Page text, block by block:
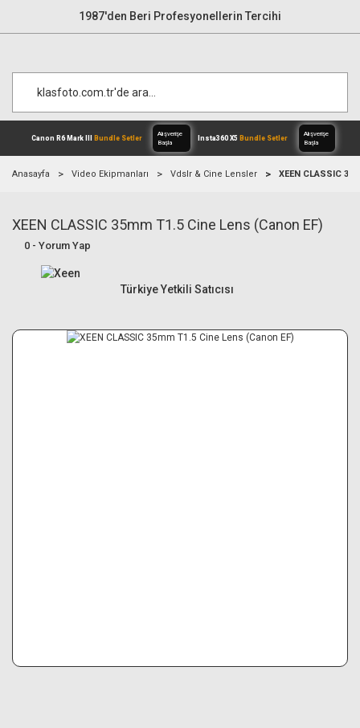
1987'den Beri Profesyonellerin Tercihi
Canon R6 Mark III Bundle Setler
Alışverişe
Anasayfa Video Ekipmanları Vdslr & Cine Lensler XEEN CLASSIC
XEEN CLASSIC 35mm T1.5 Cine Lens (Canon EF)
0 - Yorum Yap
Türkiye Yetkili Satıcısı